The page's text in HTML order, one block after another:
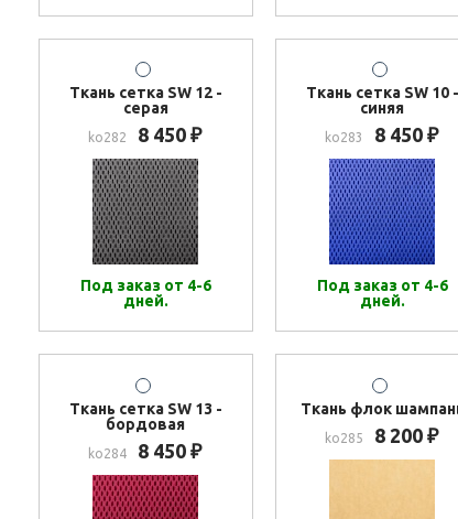
Ткань сетка SW 12 -
серая
ko282 8 450₽
Под заказ от 4-6
дней.
Ткань сетка SW 10 -
синяя
ko283 8 450₽
Под заказ от 4-6
дней.
Ткань сетка SW 13 -
бордовая
ko284 8 450₽
Ткань флок
ko285 8 200₽